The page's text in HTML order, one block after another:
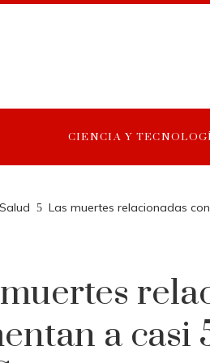
CIENCIA Y
Salud Las muertes relacionadas
a casi